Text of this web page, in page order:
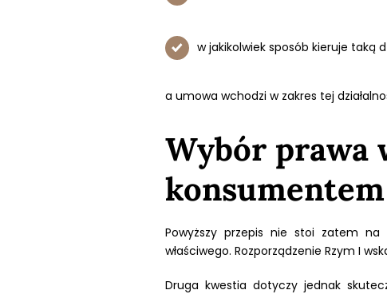
w jakikolwiek sposób kieruje taką
a umowa wchodzi w zakres tej
Wybór prawa
Powyższy przepis nie stoi zatem
właściwego. Rozporządzenie Rzym I
Druga kwestia dotyczy jednak